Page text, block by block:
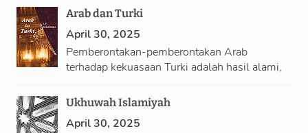
Arab dan Turki
April 30, 2025
Pemberontakan-pemberontakan Arab
terhadap kekuasaan Turki adalah hasil alami,
Ukhuwah Islamiyah
April 30, 2025